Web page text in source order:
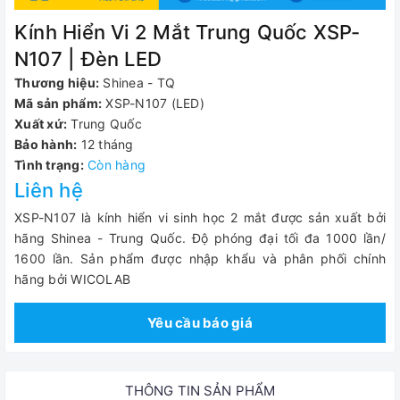
Kính Hiển Vi 2 Mắt Trung Quốc XSP-
N107 | Đèn LED
Thương hiệu: Shinea - TQ
Mã sản phẩm: XSP-N107 (LED)
Xuất xứ: Trung Quốc
Bảo hành: 12 tháng
Tình trạng: Còn hàng
Liên hệ
XSP-N107 là kính hiển vi sinh học 2 mắt được sản xuất bởi
hãng Shinea - Trung Quốc. Độ phóng đại tối đa 1000 lần/
1600 lần. Sản phẩm được nhập khẩu và phân phối chính
hãng bởi WICOLAB
Yêu cầu báo giá
THÔNG TIN SẢN PHẨM